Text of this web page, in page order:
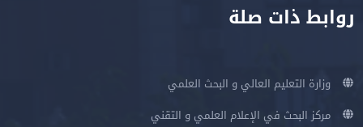
روابط ذات صلة
وزارة التعليم العالي و البحث العلمي
مركز البحث في الإعلام العلمي و التقني